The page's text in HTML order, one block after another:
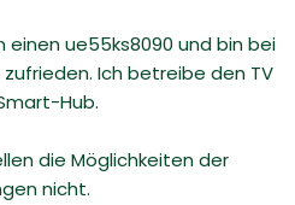
ue55ks8090 und bin bei
Ich betreibe den TV
Hub.
die Möglichkeiten der
nicht.